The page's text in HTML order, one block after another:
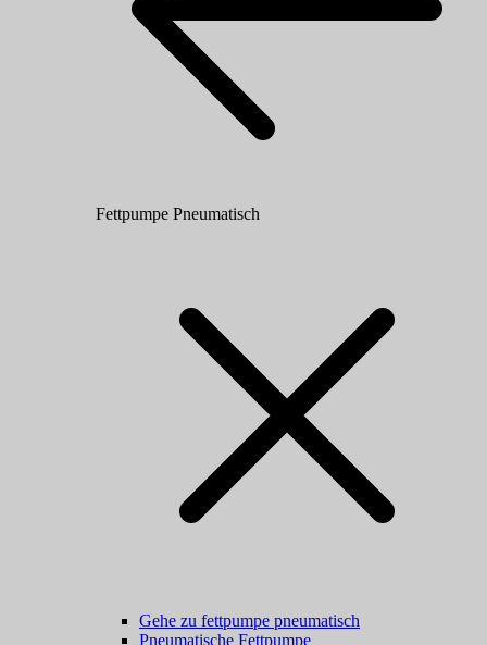
Fettpumpe Pneumatisch
Gehe zu fettpumpe pneumatisch
Pneumatische Fettpumpe